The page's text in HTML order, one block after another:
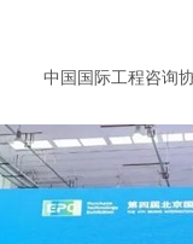
中国国际工程咨询